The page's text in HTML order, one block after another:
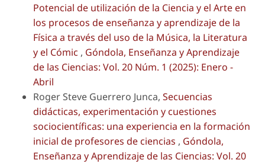
Potencial de utilización de la Ciencia y el Arte en
los procesos de enseñanza y aprendizaje de la
Física a través del uso de la Música, la Literatura
y el Cómic , Góndola, Enseñanza y Aprendizaje
de las Ciencias: Vol. 20 Núm. 1 (2025): Enero -
Abril
Roger Steve Guerrero Junca, Secuencias
didácticas, experimentación y cuestiones
sociocientíficas: una experiencia en la formación
inicial de profesores de ciencias , Góndola,
Enseñanza y Aprendizaje de las Ciencias: Vol. 20